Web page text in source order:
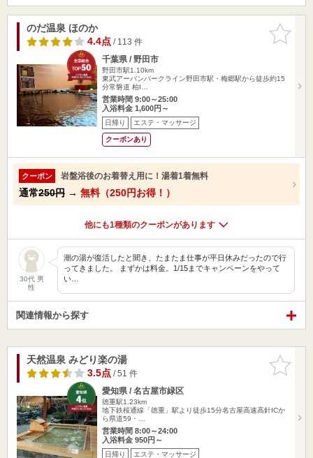
お気に入
りに追加
のだ温泉 ほのか
4.4点 / 113 件
千葉県 / 野田市
野田市駅1.10km
東武アーバンパークライン野田市駅・梅郷駅から徒歩約15
分常磐道 柏I…
営業時間 9:00～25:00
入浴料金 1,600円～
日帰り エステ・マッサージ
クーポンあり
クーポン 岩盤浴後のお着替え用に！湯着1着無料
通常250円 → 無料（250円お得！）
他にも1種類のクーポンがあります
30代 男
性
潮の湯が復活したと聞き、たまたま仕事が平日休みだったので行
ってきました。 まずかは料金。1/15までキャンペーンをやって
い…
関連情報から探す
お気に入
りに追加
天然温泉 みどり楽の湯
3.5点 / 51 件
愛知県 / 名古屋市緑区
徳重駅1.23km
地下鉄桜通線「徳重」駅より徒歩15分名古屋高速高針ICか
ら県道59・…
営業時間 8:00～24:00
入浴料金 950円～
日帰り エステ・マッサージ